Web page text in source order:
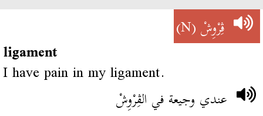
ڨِرْوِشْ(N)
ligament
I have pain in my ligament.
عندي وجيعة في الڨِرْوِشْ